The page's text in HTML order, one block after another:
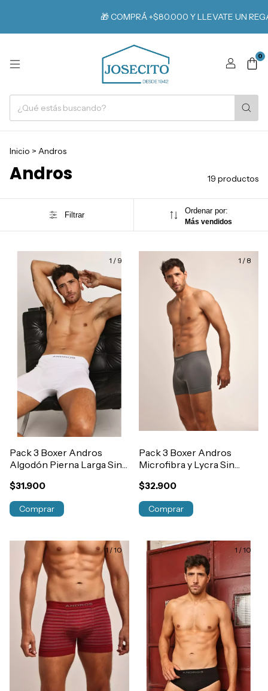
🎁 COMPRÁ +$80.000 Y LLEVATE UN REGALO
0
Inicio > Andros
Andros 19 productos
Filtrar Ordenar por:
Más vendidos
1 / 9
Pack 3 Boxer Andros
Algodón Pierna Larga Sin
$31.900
Comprar
1 / 8
Pack 3 Boxer Andros
Microfibra y Lycra Sin
$32.900
Comprar
1/10 1 /10